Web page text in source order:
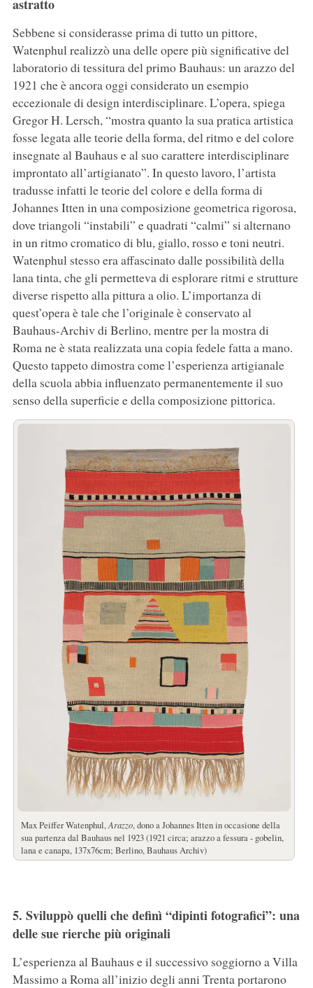
astratto
Sebbene si considerasse prima di tutto un pittore,
Watenphul realizzò una delle opere più significative del
laboratorio di tessitura del primo Bauhaus: un arazzo del
1921 che è ancora oggi considerato un esempio
eccezionale di design interdisciplinare. L’opera, spiega
Gregor H. Lersch, “mostra quanto la sua pratica artistica
fosse legata alle teorie della forma, del ritmo e del colore
insegnate al Bauhaus e al suo carattere interdisciplinare
improntato all’artigianato”. In questo lavoro, l’artista
tradusse infatti le teorie del colore e della forma di
Johannes Itten in una composizione geometrica rigorosa,
dove triangoli “instabili” e quadrati “calmi” si alternano
in un ritmo cromatico di blu, giallo, rosso e toni neutri.
Watenphul stesso era affascinato dalle possibilità della
lana tinta, che gli permetteva di esplorare ritmi e strutture
diverse rispetto alla pittura a olio. L’importanza di
quest’opera è tale che l’originale è conservato al
Bauhaus-Archiv di Berlino, mentre per la mostra di
Roma ne è stata realizzata una copia fedele fatta a mano.
Questo tappeto dimostra come l’esperienza artigianale
della scuola abbia influenzato permanentemente il suo
senso della superficie e della composizione pittorica.
Max Peiffer Watenphul,Arazzo, dono a Johannes Itten in occasione della
sua partenza dal Bauhaus nel 1923 (1921 circa; arazzo a fessura - gobelin,
lana e canapa, 137x76cm; Berlino, Bauhaus Archiv)
5. Sviluppò quelli che definì “dipinti fotografici”: una
delle sue rierche più originali
L’esperienza al Bauhaus e il successivo soggiorno a Villa
Massimo a Roma all’inizio degli anni Trenta portarono